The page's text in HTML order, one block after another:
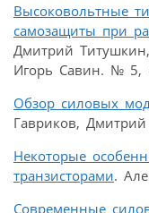
Высоковольтные
самозащиты при
Дмитрий
Игорь Савин. № 5,
Обзор силовых
Гавриков,
Некоторые
транзисторами.
Современные